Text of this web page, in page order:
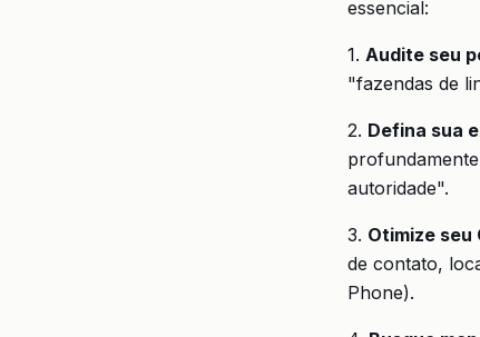
essencial:
1. Audite seu
"fazendas de
2. Defina sua
autoridade".
3. Otimize seu
de contato,
Phone).